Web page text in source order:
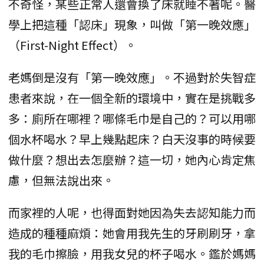
不奇怪，某些正常人還會換了床就睡不著呢。醫
學上把這種「認床」現象，叫做「第一晚效應」
（First-Night Effect）。
老媽倒是沒有「第一晚效應」。不過對於失智症
患者來說，在一個全新的環境中，實在是挑戰多
多：廁所在哪裡？哪條毛巾是自己的？可以用哪
個水杯喝水？早上幾點起床？白天沒事的時候要
做什麼？想出去怎麼辦？這一切，她內心肯定焦
慮，但無法說出來。
而家裡的人呢，也得面對她因為失去認知能力而
造成的種種麻煩：她會用我先生的牙刷刷牙，拿
我的毛巾擦臉，用我女兒的杯子喝水。鑑於媽媽